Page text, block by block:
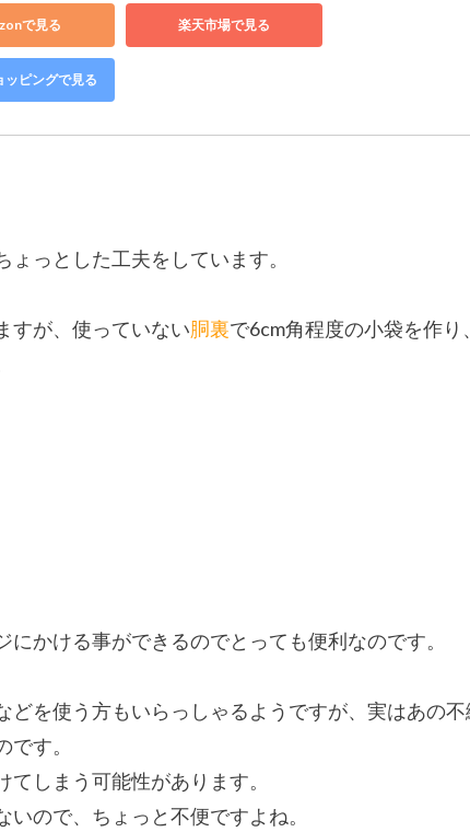
で見る 楽天市場で見る
ピングで見る
っとした工夫をしています。
すが、使っていない胴裏で6cm角程度の小袋を作り
かける事ができるのでとっても便利なのです。
どを使う方もいらっしゃるようですが、実はあの不
す。
しまう可能性があります。
ので、ちょっと不便ですよね。